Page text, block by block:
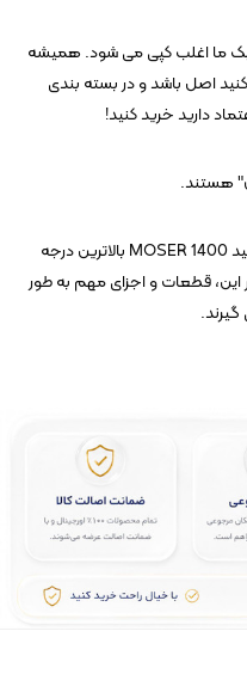
ما اغلب کپی می شود. همیشه
اصل باشد و در بسته بندی
دارید خرید کنید!
تست های مختلف انجام شده در طول تولید MOSER 1400 بالاترین درجه
این، قطعات و اجزای مهم به طور